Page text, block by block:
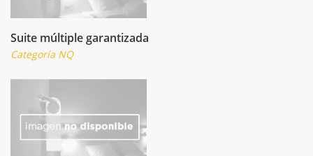
Suite múltiple garantizada
Categoría NQ